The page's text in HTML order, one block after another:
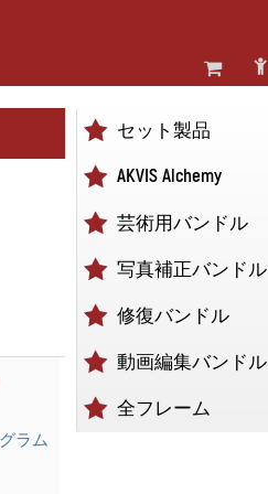
グラム
セット製品
AKVIS Alchemy
芸術用バンドル
写真補正バンドル
修復バンドル
動画編集バンドル
全フレーム